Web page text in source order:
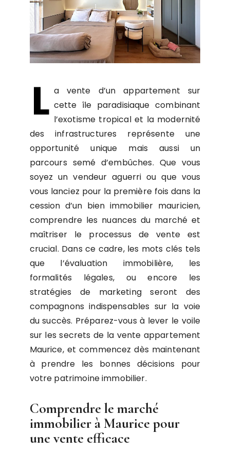
L a vente d’un appartement sur
cette île paradisiaque combinant
l’exotisme tropical et la modernité
des infrastructures représente une
opportunité unique mais aussi un
parcours semé d’embûches. Que vous
soyez un vendeur aguerri ou que vous
vous lanciez pour la première fois dans la
cession d’un bien immobilier mauricien,
comprendre les nuances du marché et
maîtriser le processus de vente est
crucial. Dans ce cadre, les mots clés tels
que l’évaluation immobilière, les
formalités légales, ou encore les
stratégies de marketing seront des
compagnons indispensables sur la voie
du succès. Préparez-vous à lever le voile
sur les secrets de la vente appartement
Maurice, et commencez dès maintenant
à prendre les bonnes décisions pour
votre patrimoine immobilier.
Comprendre le marché
immobilier à Maurice pour
une vente efficace